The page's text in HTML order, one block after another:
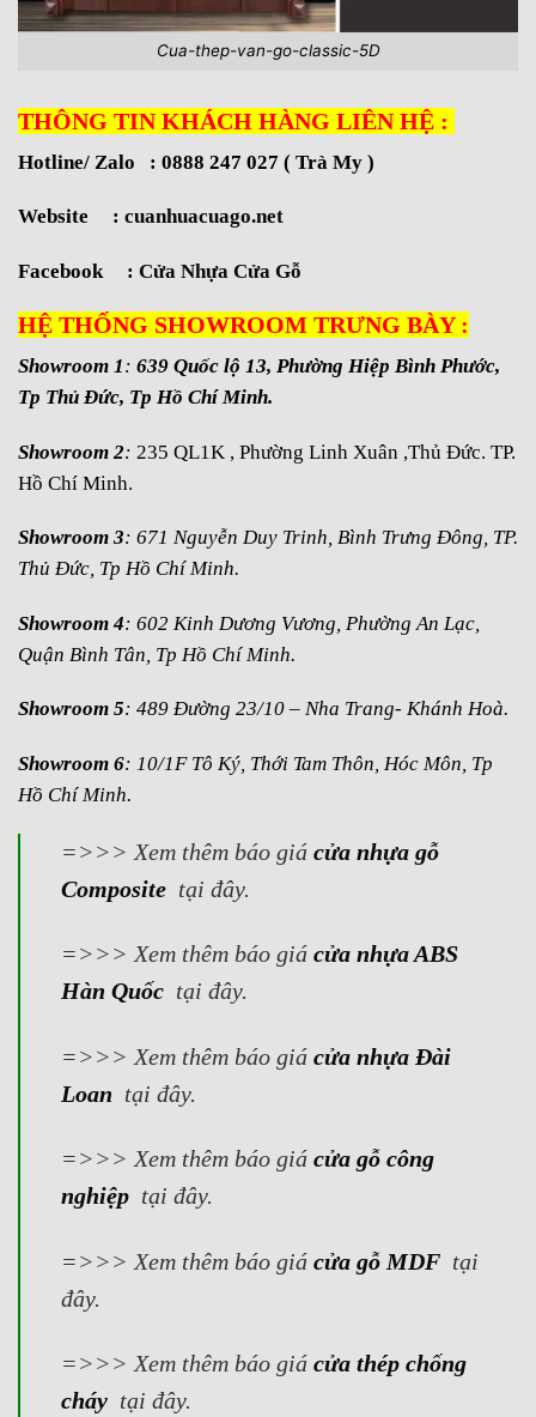
Cua-thep-van-go-classic-5D
THÔNG TIN KHÁCH HÀNG LIÊN HỆ :
Hotline/ Zalo : 0888 247 027 ( Trà My )
Website : cuanhuacuago.net
Facebook : Cửa Nhựa Cửa Gỗ
HỆ THỐNG SHOWROOM TRƯNG BÀY :
Showroom 1: 639 Quốc lộ 13, Phường Hiệp Bình Phước,
Tp Thủ Đức, Tp Hồ Chí Minh.
Showroom 2: 235 QL1K , Phường Linh Xuân ,Thủ Đức. TP.
Hồ Chí Minh.
Showroom 3: 671 Nguyễn Duy Trinh, Bình Trưng Đông, TP.
Thủ Đức, Tp Hồ Chí Minh.
Showroom 4: 602 Kinh Dương Vương, Phường An Lạc,
Quận Bình Tân, Tp Hồ Chí Minh.
Showroom 5: 489 Đường 23/10 – Nha Trang- Khánh Hoà.
Showroom 6: 10/1F Tô Ký, Thới Tam Thôn, Hóc Môn, Tp
Hồ Chí Minh.
=>>> Xem thêm báo giá cửa nhựa gỗ
Composite tại đây.
=>>> Xem thêm báo giá cửa nhựa ABS
Hàn Quốctại đây.
=>>> Xem thêm báo giá cửa nhựa Đài
Loan tại đây.
=>>> Xem thêm báo giá cửa gỗ công
nghiệptại đây.
=>>> Xem thêm báo giá cửa gỗ MDF tại
đây.
=>>> Xem thêm báo giá cửa thép chống
cháytại đây.